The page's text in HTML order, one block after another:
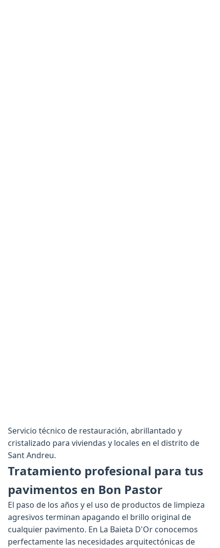
Servicio técnico de restauración, abrillantado y
cristalizado para viviendas y locales en el distrito de
Sant Andreu.
Tratamiento profesional para tus
pavimentos en Bon Pastor
El paso de los años y el uso de productos de limpieza
agresivos terminan apagando el brillo original de
cualquier pavimento. En La Baieta D'Or conocemos
perfectamente las necesidades arquitectónicas de